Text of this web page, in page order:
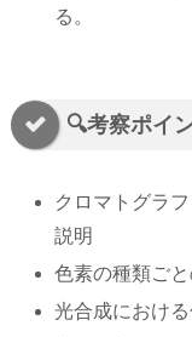
る。
🔍考察ポイ
クロマトグラ
説明
色素の種類ご
光合成におけ